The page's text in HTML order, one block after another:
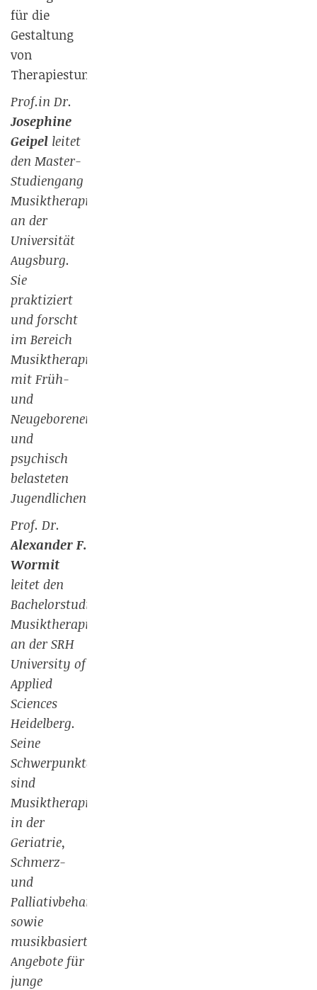
für die
Gestaltung
von
Therapiestunden.
Prof.in Dr.
Josephine
Geipel leitet
den Master-
Studiengang
Musiktherapie
an der
Universität
Augsburg.
Sie
praktiziert
und forscht
im Bereich
Musiktherapie
mit Früh-
und
Neugeborenen
und
psychisch
belasteten
Jugendlichen.
Prof. Dr.
Alexander F.
Wormit
leitet den
Bachelorstudiengang
Musiktherapie
an der SRH
University of
Applied
Sciences
Heidelberg.
Seine
Schwerpunkte
sind
Musiktherapie
in der
Geriatrie,
Schmerz-
und
Palliativbehandlung
sowie
musikbasierte
Angebote für
junge